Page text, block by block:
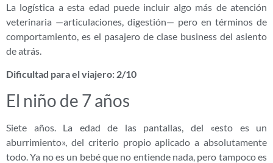
La logística a esta edad puede incluir algo más de atención
veterinaria —articulaciones, digestión— pero en términos de
comportamiento, es el pasajero de clase business del asiento
de atrás.
Dificultad para el viajero: 2/10
El niño de 7 años
Siete años. La edad de las pantallas, del «esto es un
aburrimiento», del criterio propio aplicado a absolutamente
todo. Ya no es un bebé que no entiende nada, pero tampoco es